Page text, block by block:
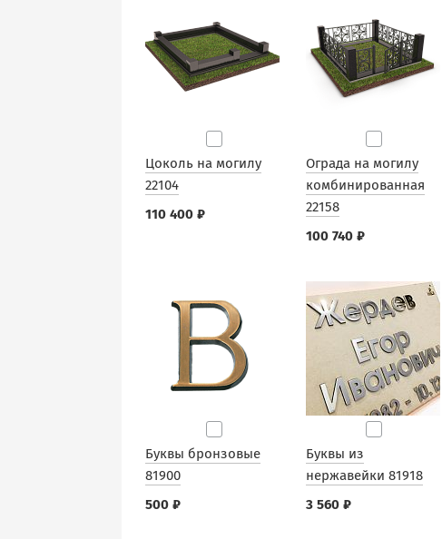
Цоколь на могилу
22104
110 400 ₽
Ограда на могилу
комбинированная
22158
100 740 ₽
Буквы бронзовые
81900
500 ₽
Буквы из
нержавейки 81918
3 560 ₽